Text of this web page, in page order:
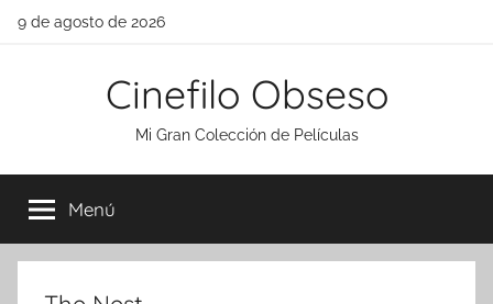
Saltar
9 de agosto de 2026
Cinefilo Obseso
Mi Gran Colección de Películas
Menú